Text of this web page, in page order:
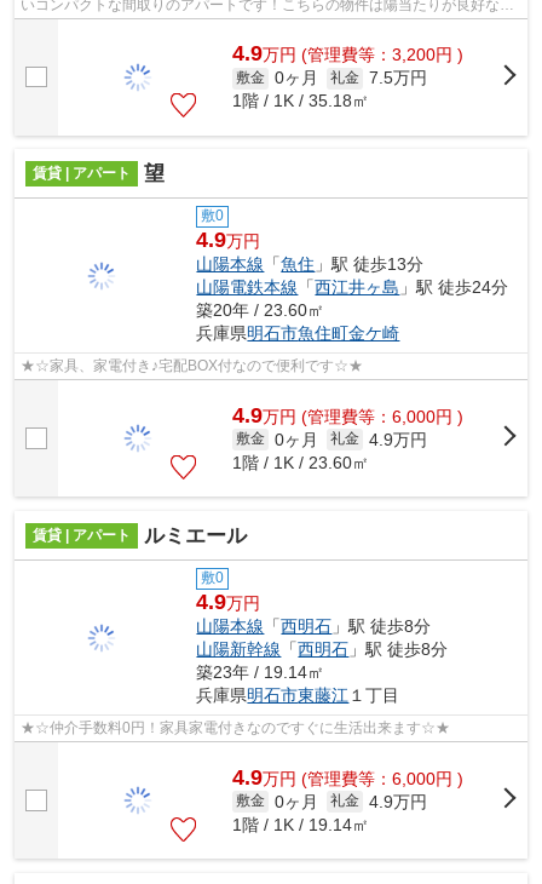
いコンパクトな間取りのアパートです！こちらの物件は陽当たりが良好な賃
貸物件になります！ピタットハウス西...
4.9万円 (管理費等：3,200円 )
敷金 0ヶ月 礼金 7.5万円
1階 / 1K / 35.18㎡
賃貸 | アパート 望
敷0
4.9万円
山陽本線 「魚住 」駅 徒歩13分
山陽電鉄本線 「西江井ヶ島 」駅 徒歩24分
築20年 / 23.60㎡
兵庫県明石市魚住町金ケ崎
★☆家具、家電付き♪宅配BOX付なので便利です☆★
4.9万円 (管理費等：6,000円 )
敷金 0ヶ月 礼金 4.9万円
1階 / 1K / 23.60㎡
賃貸 | アパート ルミエール
敷0
4.9万円
山陽本線 「西明石 」駅 徒歩8分
山陽新幹線 「西明石 」駅 徒歩8分
築23年 / 19.14㎡
兵庫県明石市東藤江 １丁目
★☆仲介手数料0円！家具家電付きなのですぐに生活出来ます☆★
4.9万円 (管理費等：6,000円 )
敷金 0ヶ月 礼金 4.9万円
1階 / 1K / 19.14㎡